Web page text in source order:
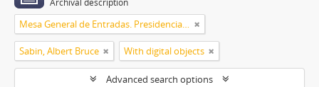
Archival description
Mesa General de Entradas. Presidencia UNLP
Sabin, Albert Bruce With digital objects
Advanced search options